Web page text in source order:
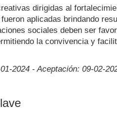
dirigidas al
aplicadas brindando
sociales deben ser
la convivencia y
2024 - Aceptación: 09-02-